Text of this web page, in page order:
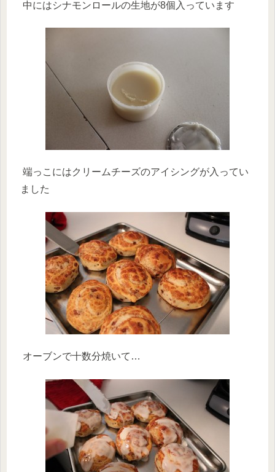
中にはシナモンロールの生地が8個入っています
端っこにはクリームチーズのアイシングが入ってい
ました
オーブンで十数分焼いて…